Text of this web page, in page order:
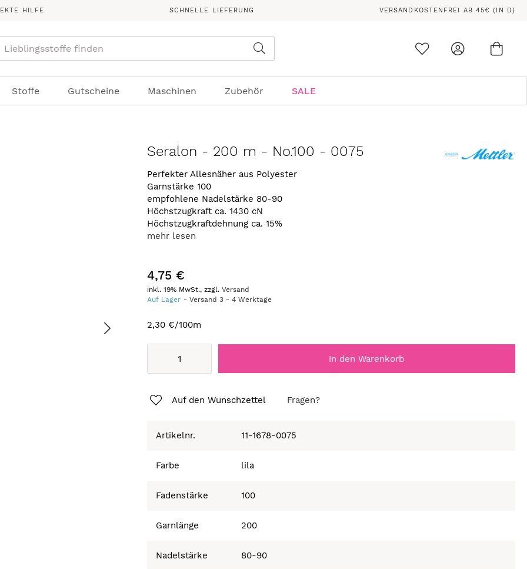
HILFE SCHNELLE LIEFERUNG VERSANDKOSTENFREI AB 45€ (IN D)
Stoffe Gutscheine Maschinen Zubehör SALE
Seralon - 200 m - No.100 - 0075
Perfekter Allesnäher aus Polyester
Garnstärke 100
empfohlene Nadelstärke 80-90
Höchstzugkraft ca. 1430 cN
Höchstzugkraftdehnung ca. 15%
mehr lesen
4,75 €
inkl. 19% MwSt., zzgl.Versand
Auf Lager
Versand3 -4 Werktage
2,30 €/100m
In den Warenkorb
Auf den Wunschzettel Fragen?
Artikelnr. 11-1678-0075
Farbe lila
Fadenstärke 100
Garnlänge 200
Nadelstärke 80-90